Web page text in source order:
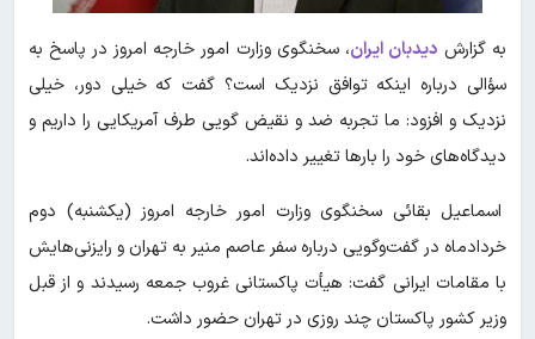
به گزارش دیدبان ایران، سخنگوی وزارت امور خارجه امروز در پاسخ به
سؤالی درباره اینکه توافق نزدیک است؟ گفت‌ که خیلی دور، خیلی
نزدیک و افزود: ما تجربه ضد و نقیض گویی طرف آمریکایی را داریم و
دیدگاه‌های خود را بارها تغییر داده‌اند.
اسماعیل بقائی سخنگوی وزارت امور خارجه امروز (یکشنبه) دوم
خردادماه در گفت‌وگویی درباره سفر عاصم منیر به تهران و رایزنی‌هایش
با مقامات ایرانی گفت: هیأت پاکستانی غروب جمعه رسیدند و از قبل
وزیر کشور پاکستان چند روزی در تهران حضور داشت.